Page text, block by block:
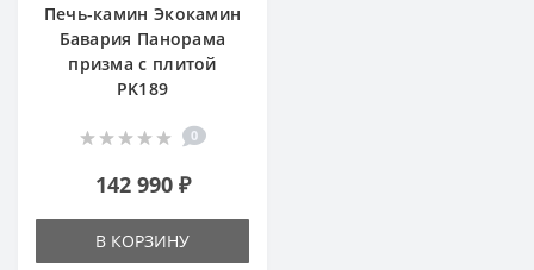
Печь-камин Экокамин
Бавария Панорама
призма с плитой
PK189
0
142 990 ₽
В КОРЗИНУ